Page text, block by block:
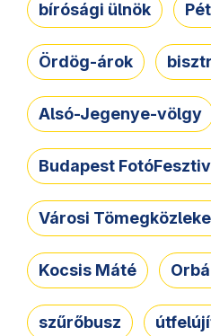
bírósági ülnök
Ördög-árok
Alsó-Jegenye-völgy
Budapest
Városi
Kocsis Máté
szűrőbusz